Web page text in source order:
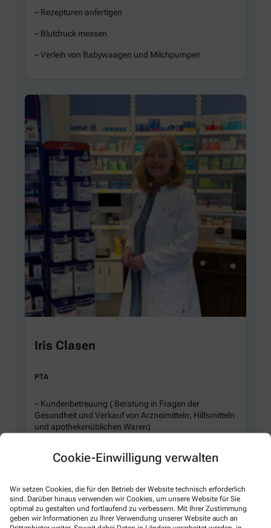
Cookie-Einwilligung verwalten
Wir setzen Cookies, die für den Betrieb der Website technisch erforderlich
sind. Darüber hinaus verwenden wir Cookies, um unsere Website für Sie
optimal zu gestalten und fortlaufend zu verbessern. Mit Ihrer Zustimmung
geben wir Informationen zu Ihrer Verwendung unserer Website auch an
– Rezepturen anfertigen
– Blutdruck messen
– Verleih von Babywaagen und Milchpumpen
Iris Clasen
PTA
– Kundenbetreuung ( Beratung in Fragen der
Gesundheit und Verkauf von Arzneimitteln, Hilfsmitteln
und apothekenüblichen Waren)
– Prüfung von Fertigarzneimitteln
– Blutdruck messen